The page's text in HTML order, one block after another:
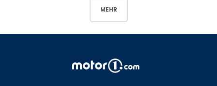
MEHR